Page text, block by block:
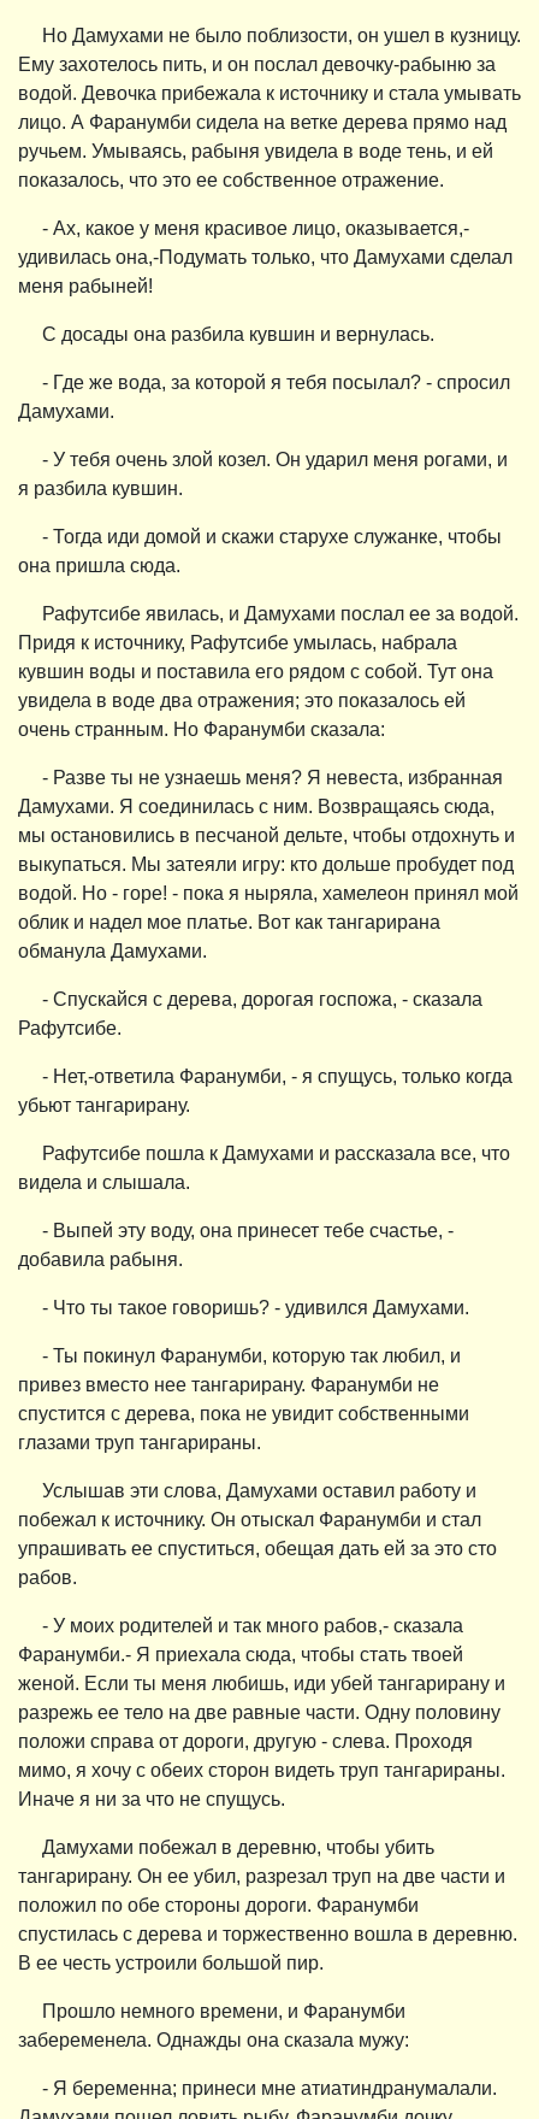
Но Дамухами не было поблизости, он ушел в кузницу.
Ему захотелось пить, и он послал девочку-рабыню за
водой. Девочка прибежала к источнику и стала умывать
лицо. А Фаранумби сидела на ветке дерева прямо над
ручьем. Умываясь, рабыня увидела в воде тень, и ей
показалось, что это ее собственное отражение.
- Ах, какое у меня красивое лицо, оказывается,-
удивилась она,-Подумать только, что Дамухами сделал
меня рабыней!
С досады она разбила кувшин и вернулась.
- Где же вода, за которой я тебя посылал? - спросил
Дамухами.
- У тебя очень злой козел. Он ударил меня рогами, и
я разбила кувшин.
- Тогда иди домой и скажи старухе служанке, чтобы
она пришла сюда.
Рафутсибе явилась, и Дамухами послал ее за водой.
Придя к источнику, Рафутсибе умылась, набрала
кувшин воды и поставила его рядом с собой. Тут она
увидела в воде два отражения; это показалось ей
очень странным. Но Фаранумби сказала:
- Разве ты не узнаешь меня? Я невеста, избранная
Дамухами. Я соединилась с ним. Возвращаясь сюда,
мы остановились в песчаной дельте, чтобы отдохнуть и
выкупаться. Мы затеяли игру: кто дольше пробудет под
водой. Но - горе! - пока я ныряла, хамелеон принял мой
облик и надел мое платье. Вот как тангарирана
обманула Дамухами.
- Спускайся с дерева, дорогая госпожа, - сказала
Рафутсибе.
- Нет,-ответила Фаранумби, - я спущусь, только когда
убьют тангарирану.
Рафутсибе пошла к Дамухами и рассказала все, что
видела и слышала.
- Выпей эту воду, она принесет тебе счастье, -
добавила рабыня.
- Что ты такое говоришь? - удивился Дамухами.
- Ты покинул Фаранумби, которую так любил, и
привез вместо нее тангарирану. Фаранумби не
спустится с дерева, пока не увидит собственными
глазами труп тангарираны.
Услышав эти слова, Дамухами оставил работу и
побежал к источнику. Он отыскал Фаранумби и стал
упрашивать ее спуститься, обещая дать ей за это сто
рабов.
- У моих родителей и так много рабов,- сказала
Фаранумби.- Я приехала сюда, чтобы стать твоей
женой. Если ты меня любишь, иди убей тангарирану и
разрежь ее тело на две равные части. Одну половину
положи справа от дороги, другую - слева. Проходя
мимо, я хочу с обеих сторон видеть труп тангарираны.
Иначе я ни за что не спущусь.
Дамухами побежал в деревню, чтобы убить
тангарирану. Он ее убил, разрезал труп на две части и
положил по обе стороны дороги. Фаранумби
спустилась с дерева и торжественно вошла в деревню.
В ее честь устроили большой пир.
Прошло немного времени, и Фаранумби
забеременела. Однажды она сказала мужу:
- Я беременна; принеси мне атиатиндранумалали.